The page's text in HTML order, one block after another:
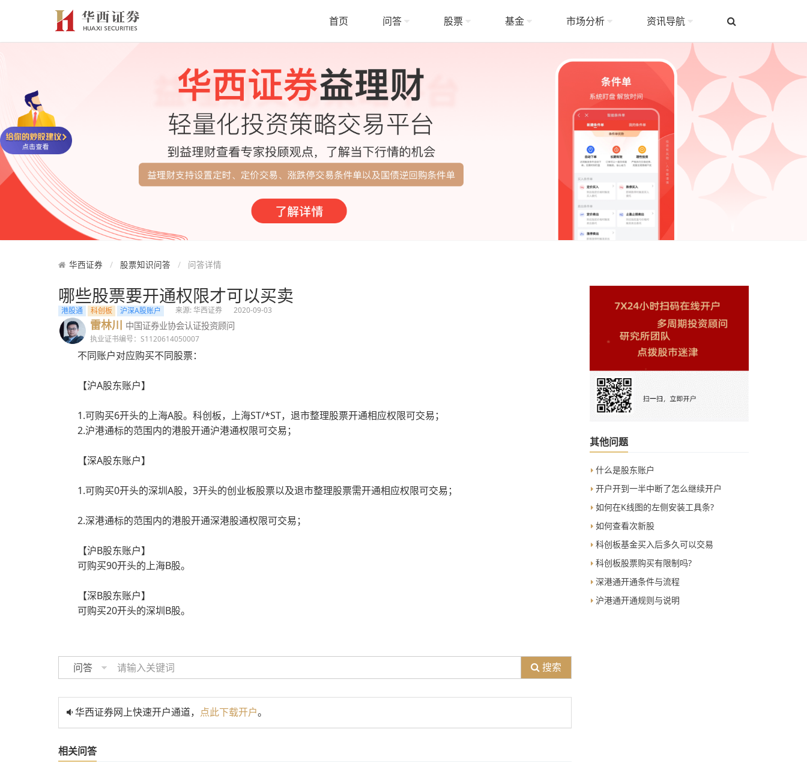
首页 问答 股票 基金 市场分析 资讯导航
华西证券 股票知识问答 问答详情
哪些股票要开通权限才可以买卖
港股通 科创板 沪深A股账户 来源: 华西证券 2020-09-03
雷林川 中国证券业协会认证投资顾问
执业证书编号：S1120614050007
不同账户对应购买不同股票：
【沪A股东账户】
1.可购买6开头的上海A股。科创板，上海ST/*ST，退市整理股票开通相应权限可交易；
2.沪港通标的范围内的港股开通沪港通权限可交易；
【深A股东账户】
1.可购买0开头的深圳A股，3开头的创业板股票以及退市整理股票需开通相应权限可交易；
2.深港通标的范围内的港股开通深港股通权限可交易；
【沪B股东账户】
可购买90开头的上海B股。
【深B股东账户】
可购买20开头的深圳B股。
问答 搜索
华西证券网上快速开户通道， 点此下载开户。
相关问答
其他问题
什么是股东账户
开户开到一半中断了怎么继续开户
如何在K线图的左侧安装工具条?
如何查看次新股
科创板基金买入后多久可以交易
科创板股票购买有限制吗?
深港通开通条件与流程
沪港通开通规则与说明